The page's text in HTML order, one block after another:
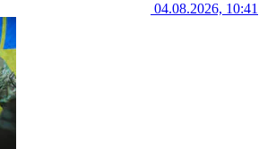
04.08.2026, 10:41